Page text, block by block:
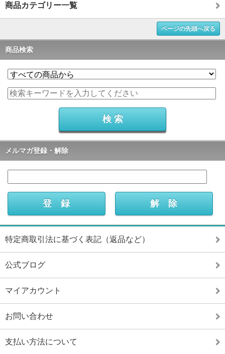
商品カテゴリー一覧
ページの先頭へ戻る
商品検索
メルマガ登録・解除
特定商取引法に基づく表記（返品など）
公式ブログ
マイアカウント
お問い合わせ
支払い方法について